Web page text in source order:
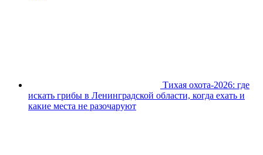
Тихая охота-2026: где
искать грибы в Ленинградской области, когда ехать и
какие места не разочаруют